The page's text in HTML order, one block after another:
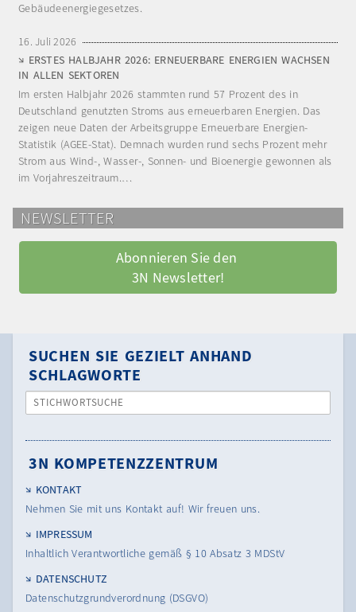
Gebäudeenergiegesetzes.
16. Juli 2026
ERSTES HALBJAHR 2026: ERNEUERBARE ENERGIEN WACHSEN
IN ALLEN SEKTOREN
Im ersten Halbjahr 2026 stammten rund 57 Prozent des in
Deutschland genutzten Stroms aus erneuerbaren Energien. Das
zeigen neue Daten der Arbeitsgruppe Erneuerbare Energien-
Statistik (AGEE-Stat). Demnach wurden rund sechs Prozent mehr
Strom aus Wind-, Wasser-, Sonnen- und Bioenergie gewonnen als
im Vorjahreszeitraum.…
NEWSLETTER
Abonnieren Sie den
3N Newsletter!
SUCHEN SIE GEZIELT ANHAND
SCHLAGWORTE
STICHWORTSUCHE
3N KOMPETENZZENTRUM
KONTAKT
Nehmen Sie mit uns Kontakt auf! Wir freuen uns.
IMPRESSUM
Inhaltlich Verantwortliche gemäß § 10 Absatz 3 MDStV
DATENSCHUTZ
Datenschutzgrundverordnung (DSGVO)